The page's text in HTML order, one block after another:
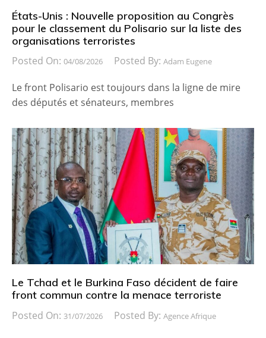
États-Unis : Nouvelle proposition au Congrès
pour le classement du Polisario sur la liste des
organisations terroristes
Posted On: 04/08/2026 Posted By: Adam Eugene
Le front Polisario est toujours dans la ligne de mire
des députés et sénateurs, membres
Le Tchad et le Burkina Faso décident de faire
front commun contre la menace terroriste
Posted On: 31/07/2026 Posted By: Agence Afrique